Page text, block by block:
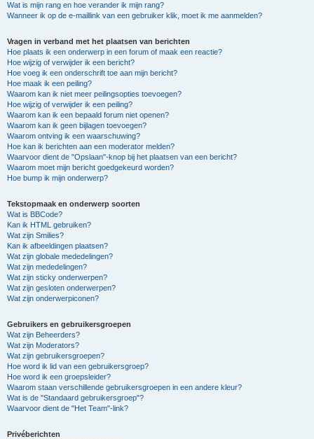
Wat is mijn rang en hoe verander ik mijn rang?
Wanneer ik op de e-maillink van een gebruiker klik, moet ik me aanmelden?
Vragen in verband met het plaatsen van berichten
Hoe plaats ik een onderwerp in een forum of maak een reactie?
Hoe wijzig of verwijder ik een bericht?
Hoe voeg ik een onderschrift toe aan mijn bericht?
Hoe maak ik een peiling?
Waarom kan ik niet meer peilingsopties toevoegen?
Hoe wijzig of verwijder ik een peiling?
Waarom kan ik een bepaald forum niet openen?
Waarom kan ik geen bijlagen toevoegen?
Waarom ontving ik een waarschuwing?
Hoe kan ik berichten aan een moderator melden?
Waarvoor dient de "Opslaan"-knop bij het plaatsen van een bericht?
Waarom moet mijn bericht goedgekeurd worden?
Hoe bump ik mijn onderwerp?
Tekstopmaak en onderwerp soorten
Wat is BBCode?
Kan ik HTML gebruiken?
Wat zijn Smilies?
Kan ik afbeeldingen plaatsen?
Wat zijn globale mededelingen?
Wat zijn mededelingen?
Wat zijn sticky onderwerpen?
Wat zijn gesloten onderwerpen?
Wat zijn onderwerpiconen?
Gebruikers en gebruikersgroepen
Wat zijn Beheerders?
Wat zijn Moderators?
Wat zijn gebruikersgroepen?
Hoe word ik lid van een gebruikersgroep?
Hoe word ik een groepsleider?
Waarom staan verschillende gebruikersgroepen in een andere kleur?
Wat is de "Standaard gebruikersgroep"?
Waarvoor dient de "Het Team"-link?
Privéberichten